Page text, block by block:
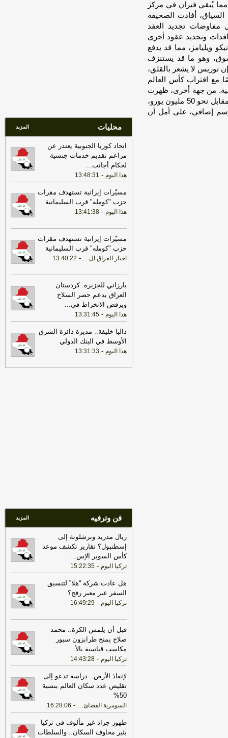
خيار تمديد عقده لموسم إضافي حتى 2027، مما يُبقي فيران في مركز
أفادت الصحيفة
مفاوضات تجديد العقد
وتجديد عقود أخرى
ويليامز، مما قد يدفع
وهو ما قد يستنزف
توريس لا يشعر بالقلق،
مع اقتراب كأس العالم
من جهة أخرى، ظهرت
شائعات حول اهتمام أستون فيلا الإنجليزي بضم اللاعب مقابل نحو 50 مليون يورو،
إضافي، على أمل أن
الحرس الثوري الإيراني يرفض نزع
سلاح "حماس": المحاولة محكوم عليها
بالفشل
17:30
‏الإعلام الأمني العراقي: الدفاع
المدني يواصل مكافحة الحريق بمعسكر
التاجي-هذا اليوم
20:29
‏مصدر عراقي للعربية: سوريا
أبلغت العراق برصد تحركات للميليشيات
قرب الشريط الحدودي
خارج الشرق الأوسط أن يعيدوا النظر في
السفر إلى المنطقة
-
LBCI
22:43
الحكومة العراقية تعلن حالة الإنذار
17:22
ترامب: ضرباتنا ضد إيران
مستمرة ولن يكون أمامها سوى التراجع-
لبنانون 24
22:25
بعد توقف 5 أشهر.. الخطوط
الجوية تستأنف رحلاتها إلى موسكو
هذا
اليوم
محليات المزيد
اتحاد كوريا الجنوبية يعتذر عن
مزاعم تقديم خدمات جنسية
لحكام أجانب...
هذا اليوم -
13:48:31
مسيّرات إيرانية تستهدف مقرات
حزب "كومله" قرب السليمانية
هذا اليوم -
13:41:38
مسيّرات إيرانية تستهدف مقرات
حزب "كومله" قرب السليمانية
اخبار العراق ال...
-
13:40:22
بارزاني للجزيرة: كردستان
العراق يدعم حصر السلاح
ويرفض الانخراط في...
هذا اليوم -
13:31:45
داليا خليفة.. مديرة دائرة الشرق
الأوسط في البنك الدولي
هذا اليوم -
13:31:33
فن وترفيه المزيد
ريال مدريد وبرشلونة إلى
إسطنبول؟ تقارير تكشف موعد
كأس السوبر الإس...
تركيا اليوم -
15:22:35
هل عادت شركة “هلا” لتنسيق
السفر عبر معبر رفح؟
تركيا اليوم -
16:49:29
قبل أن يلمس الكرة.. محمد
صلاح يمنح طرابزون سبور
مكاسب قياسية بالأ...
تركيا اليوم -
14:43:28
لإنقاذ الأرض.. دراسة تدعو إلى
تقليص عدد سكان العالم بنسبة
50%
السومرية الفضائ...
-
16:28:06
ظهور جراد غير مألوف في تركيا
يثير مخاوف السكان.. والسلطات